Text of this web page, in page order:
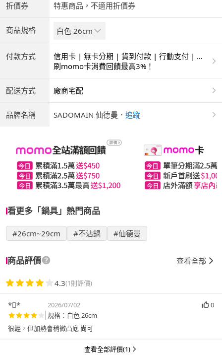
折價券 特惠商品，不適用折價券
商品規格 白色 26cm
付款方式
信用卡 | 無卡分期 | 貨到付款 | 行動支付 | 超
商付款 | ATM | 銀聯卡
刷momo卡消費回饋最高3%！
配送方式 廠商宅配
品牌名稱 SADOMAIN 仙德曼 ． 追蹤
看更多「鍋具」熱門商品
#26cm~29cm #不沾鍋 #仙德曼
商品評價 查看全部
4.3(1則評價)
** 2026/07/02
0
規格：白色 26cm
很輕，但加熱會稍微凸底 尚可
查看全部評價(1)